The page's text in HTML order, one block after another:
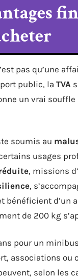
pas qu’une
public, la TVA
un vrai
soumis au
usages
, missions
,
bénéficient d’un
de 200 kg
pour un
associations
selon les